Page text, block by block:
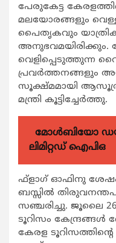
പേരുകേട്ട
മലയോരങ്ങളും
പൈതൃകവും
അനുഭവമയിരിക്കും.
വെളിപ്പെടുത്തുന്ന
പ്രവര്‍ത്തനങ്ങളും
സൂക്ഷ്മമായി
മന്ത്രി കൂട്ടിച്ചേര്‍ത്തു.
മോൾബിയോ
ലിമിറ്റഡ് ഐപിഒ
ഫ്ളാഗ് ഓഫിനു ശേഷം
ബസ്സില്‍
സഞ്ചരിച്ചു. ജൂലൈ 26
ടൂറിസം കേന്ദ്രങ്ങള്‍
കേരള